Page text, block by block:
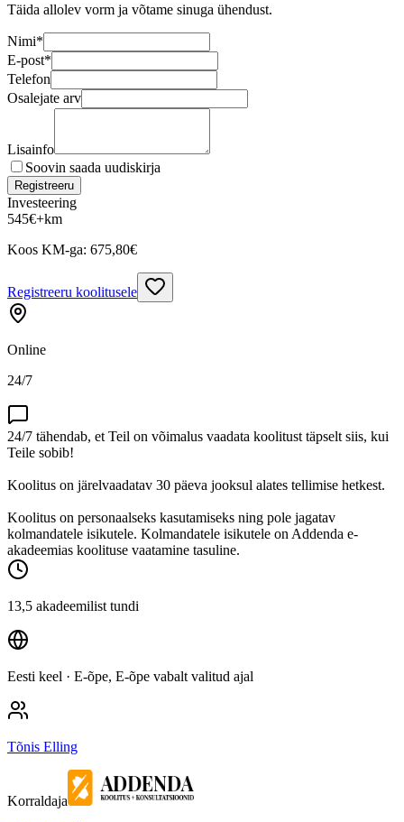
Täida allolev vorm ja võtame sinuga ühendust.
Nimi*
E-post*
Telefon
Osalejate arv
Lisainfo
Soovin saada uudiskirja
Registreeru
Investeering
545€+km
Koos KM-ga: 675,80€
Registreeru koolitusele
Online
24/7
24/7 tähendab, et Teil on võimalus vaadata koolitust täpselt siis, kui
Teile sobib!
Koolitus on järelvaadatav 30 päeva jooksul alates tellimise hetkest.
Koolitus on personaalseks kasutamiseks ning pole jagatav
kolmandatele isikutele. Kolmandatele isikutele on Addenda e-
akadeemias koolituse vaatamine tasuline.
13,5 akadeemilist tundi
Eesti keel · E-õpe, E-õpe vabalt valitud ajal
Tõnis Elling
Korraldaja